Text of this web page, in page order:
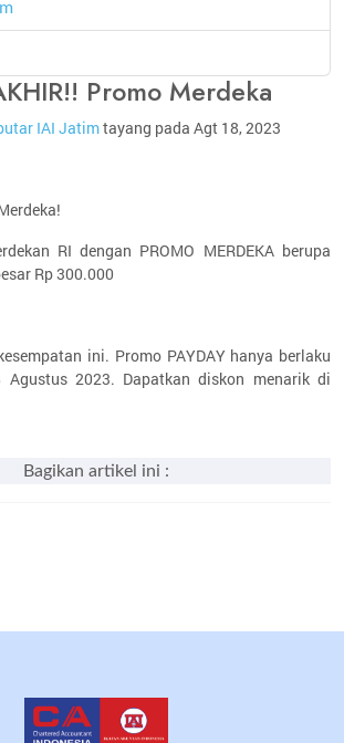
Promo Merdeka
IAI Jatimtayang pada Agt 18, 2023
RI dengan PROMO MERDEKA berupa
Rp 300.000
ini. Promo PAYDAY hanya berlaku
2023. Dapatkan diskon menarik di
Bagikan artikel ini :